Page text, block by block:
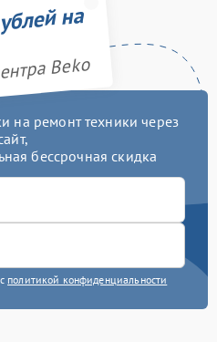
на
Beko
на ремонт техники через
бессрочная скидка
политикой конфиденциальности